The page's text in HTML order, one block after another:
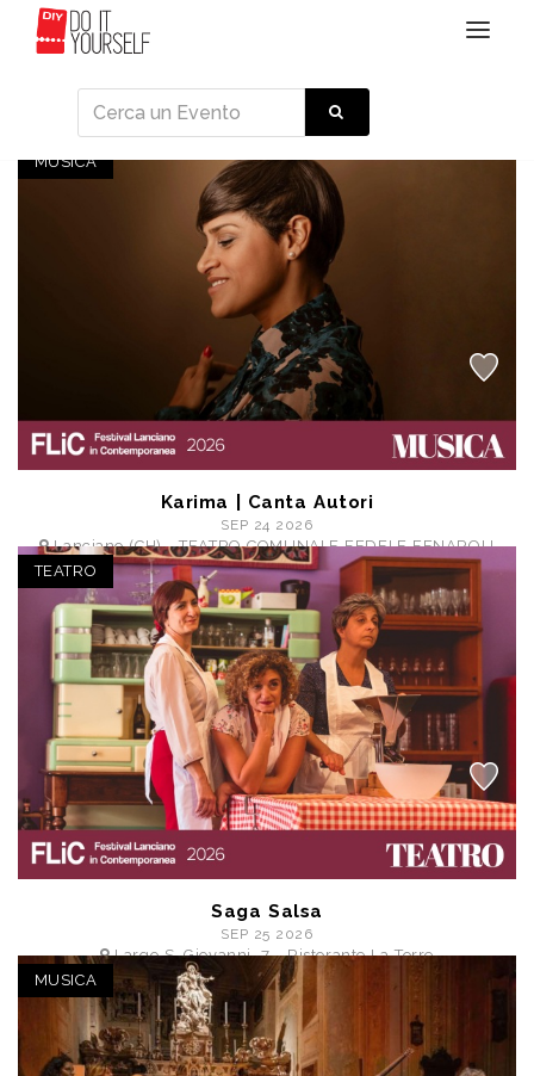
Toggle
Eventi
MUSICA
Karima | Canta Autori
SEP 24 2026
Lanciano (CH) - TEATRO COMUNALE FEDELE FENAROLI
a partire da € 21,00
TEATRO
Saga Salsa
SEP 25 2026
Largo S. Giovanni, 7 - Ristorante La Torre
a partire da € 5,40
MUSICA